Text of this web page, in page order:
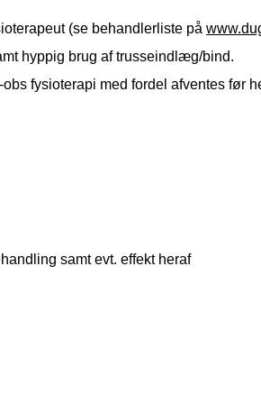
(se behandlerliste på
hyppig brug af trusseindlæg/bind.
fysioterapi med fordel afventes før
samt evt. effekt heraf